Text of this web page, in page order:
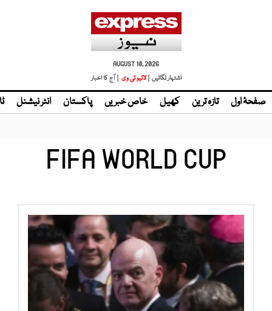
AUGUST 10, 2026
اشتہار لگائیں | لائیو ٹی وی | آج کا اخبار
صفحۂ اول تازہ ترین کھیل خاص خبریں پاکستان انٹر نیشنل
FIFA WORLD CUP